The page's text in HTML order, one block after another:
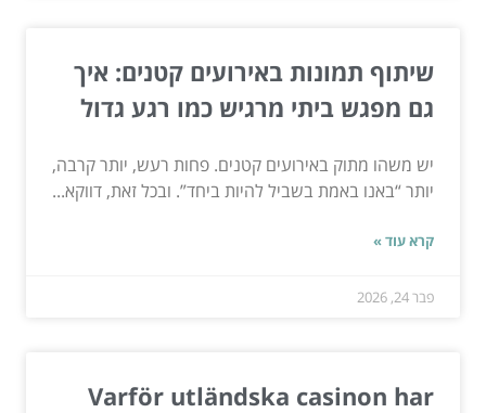
שיתוף תמונות באירועים קטנים: איך
גם מפגש ביתי מרגיש כמו רגע גדול
יש משהו מתוק באירועים קטנים. פחות רעש, יותר קרבה,
יותר “באנו באמת בשביל להיות ביחד”. ובכל זאת, דווקא...
קרא עוד »
פבר 24, 2026
Varför utländska casinon har